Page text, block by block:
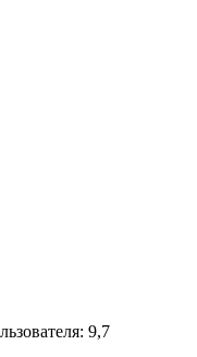
9,7